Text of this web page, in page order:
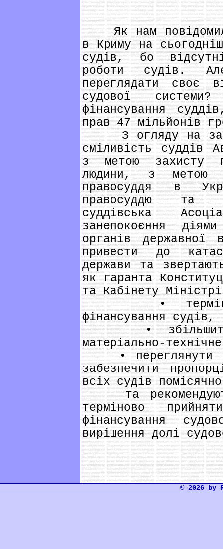
Як нам
в Криму на
судів, бо
роботи судів.
переглядати своє
судової
фінансування
прав 47 мільйонів
З огляду на
сміливість суддів
з метою захисту
людини, з метою
правосуддя в
правосуддю та
суддівська
занепокоєння
органів державної
привести до
держави та
як гаранта
та Кабінету
• терміново
фінансування судів,
• збільшити
матеріально-
• переглянути
забезпечити
всіх судів
та рекомендують
терміново
фінансування
вирішення долі
© 2026 by